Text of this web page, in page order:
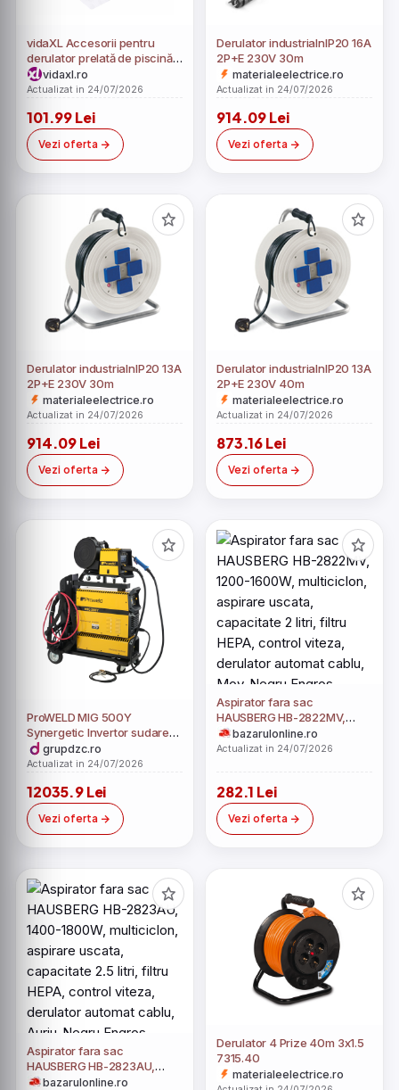
vidaXL Accesorii pentru
derulator prelată de piscină,
8 buc., 1,8 m
vidaxl.ro
Actualizat in 24/07/2026
101.99 Lei
Vezi oferta
Derulator industrialnIP20 16A
2P+E 230V 30m
materialeelectrice.ro
Actualizat in 24/07/2026
914.09 Lei
Vezi oferta
Derulator industrialnIP20 13A
2P+E 230V 30m
materialeelectrice.ro
Actualizat in 24/07/2026
914.09 Lei
Vezi oferta
Derulator industrialnIP20 13A
2P+E 230V 40m
materialeelectrice.ro
Actualizat in 24/07/2026
873.16 Lei
Vezi oferta
ProWELD MIG 500Y
Synergetic Invertor sudare
profesional MIG/MAG, MMA,
Lift TIG + derulator detasabil
grupdzc.ro
Actualizat in 24/07/2026
12035.9 Lei
Vezi oferta
Aspirator fara sac
HAUSBERG HB-2822MV,
1200-1600W, multiciclon,
aspirare uscata, capacitate
cablu, Mov-Negru Engros
bazarulonline.ro
Actualizat in 24/07/2026
282.1 Lei
Vezi oferta
Aspirator fara sac
HAUSBERG HB-2823AU,
1400-1800W, multiciclon,
bazarulonline.ro
Derulator 4 Prize 40m 3x1.5
7315.40
materialeelectrice.ro